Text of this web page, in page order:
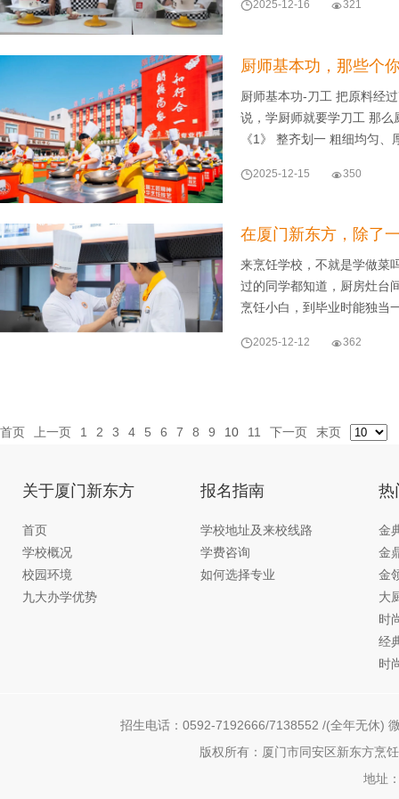
2025-12-16 321
厨师基本功，那些个
厨师基本功-刀工 把原料经
说，学厨师就要学刀工 那
《1》 整齐划一 粗细均匀
2025-12-15 350
在厦门新东方，除了
来烹饪学校，不就是学做菜
过的同学都知道，厨房灶台
烹饪小白，到毕业时能独
2025-12-12 362
首页 上一页 1 2 3 4 5 6 7 8 9 10 11 下一页 末页
关于厦门新东方
首页
学校概况
校园环境
九大办学优势
报名指南
学校地址及来校线路
学费咨询
如何选择专业
热
金
金
金
大
时
经
时
招生电话：0592-7192666/7138552 /(全年无休)
版权所有：厦门市同安区新东方烹
地址